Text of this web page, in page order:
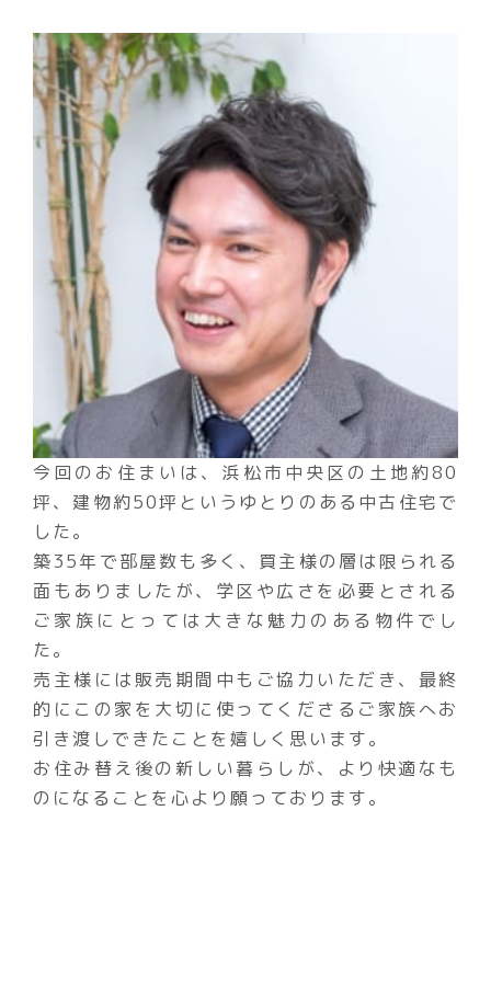
今回のお住まいは、浜松市中央区の土地約80
坪、建物約50坪というゆとりのある中古住宅で
した。
築35年で部屋数も多く、買主様の層は限られる
面もありましたが、学区や広さを必要とされる
ご家族にとっては大きな魅力のある物件でし
た。
売主様には販売期間中もご協力いただき、最終
的にこの家を大切に使ってくださるご家族へお
引き渡しできたことを嬉しく思います。
お住み替え後の新しい暮らしが、より快適なも
のになることを心より願っております。